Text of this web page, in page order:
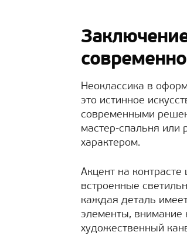
Неоклассика в
это истинное
современными
мастер-спальня или
характером.
Акцент на
встроенные
каждая деталь
элементы,
художественный